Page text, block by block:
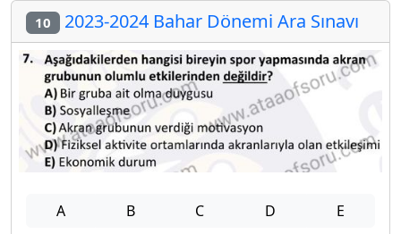
10 2023-2024 Bahar Dönemi Ara Sınavı
A B C D E